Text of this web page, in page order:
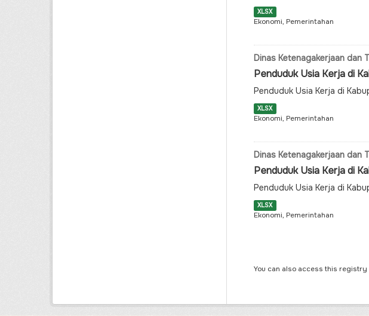
XLSX
Ekonomi, Pemerintahan
Dinas Ketenagakerjaan dan
Penduduk Usia Kerja di
Penduduk Usia Kerja di
XLSX
Ekonomi, Pemerintahan
Dinas Ketenagakerjaan dan
Penduduk Usia Kerja di
Penduduk Usia Kerja di
XLSX
Ekonomi, Pemerintahan
You can also access this